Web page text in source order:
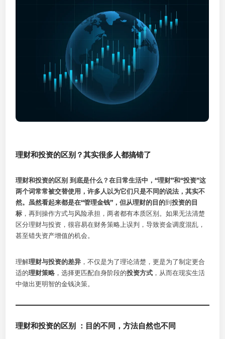
理财和投资的区别？其实很多人都搞错了
理财和投资的区别 到底是什么？在日常生活中，“理财”和“投资”这
两个词常常被交替使用，许多人以为它们只是不同的说法，其实不
然。虽然看起来都是在“管理金钱”，但从理财的目的到投资的目
标 ，再到操作方式与风险承担，两者都有本质区别。如果无法清楚
区分理财与投资，很容易在财务策略上误判，导致资金调度混乱，
甚至错失资产增值的机会。
理解理财与投资的差异 ，不仅是为了理论清楚，更是为了制定更合
适的理财策略 ，选择更匹配自身阶段的投资方式 ，从而在现实生活
中做出更明智的金钱决策。
理财和投资的区别 ：目的不同，方法自然也不同